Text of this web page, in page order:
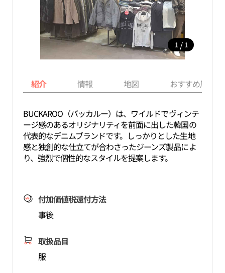
1 / 1
紹介 情報 地図 おすすめ周辺
BUCKAROO（バッカルー）は、ワイルドでヴィンテ
ージ感のあるオリジナリティを前面に出した韓国の
代表的なデニムブランドです。しっかりとした生地
感と独創的な仕立てが合わさったジーンズ製品によ
り、強烈で個性的なスタイルを提案します。
付加価値税還付方法
事後
取扱品目
服